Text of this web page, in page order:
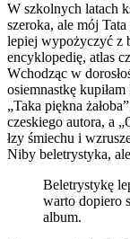
W szkolnych latach
szeroka, ale mój
lepiej wypożyczyć z
encyklopedię, atlas
Wchodząc w
osiemnastkę
„Taka piękna
czeskiego autora, a
łzy śmiechu i
Niby beletrystyka,
Beletrystykę
warto dopiero
album.